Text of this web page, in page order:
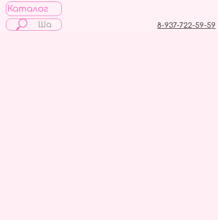
Каталог
8-937-722-59-59